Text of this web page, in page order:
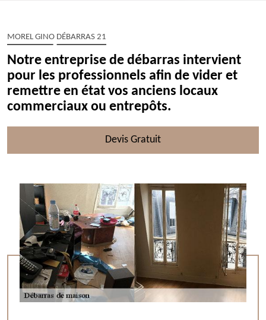
MOREL GINO DÉBARRAS 21
Notre entreprise de débarras intervient
pour les professionnels afin de vider et
remettre en état vos anciens locaux
commerciaux ou entrepôts.
Devis Gratuit